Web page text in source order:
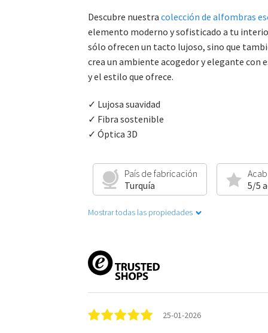
Descubre nuestra colección de alfombras
elemento moderno y sofisticado a tu
sólo ofrecen un tacto lujoso, sino que
crea un ambiente acogedor y elegante con
y el estilo que ofrece.
✓ Lujosa suavidad
✓ Fibra sostenible
✓ Óptica 3D
País de fabricación
Turquía
5/5
Mostrar todas las propiedades
25-01-2026